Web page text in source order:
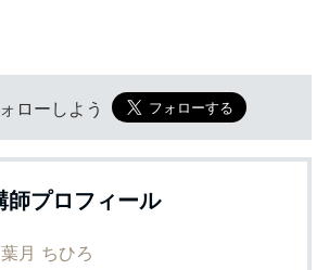
ローしよう
師プロフィール
葉月 ちひろ